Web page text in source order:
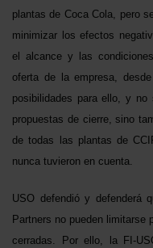
plantas de Coca Cola, pero
minimizar los efectos
el alcance y las
oferta de la empresa,
posibilidades para ello, y
propuestas de cierre, sino
de todas las plantas de
nunca tuvieron en cuenta.
USO defendió y defenderá
Partners no pueden limitarse
cerradas. Por ello, la FI-